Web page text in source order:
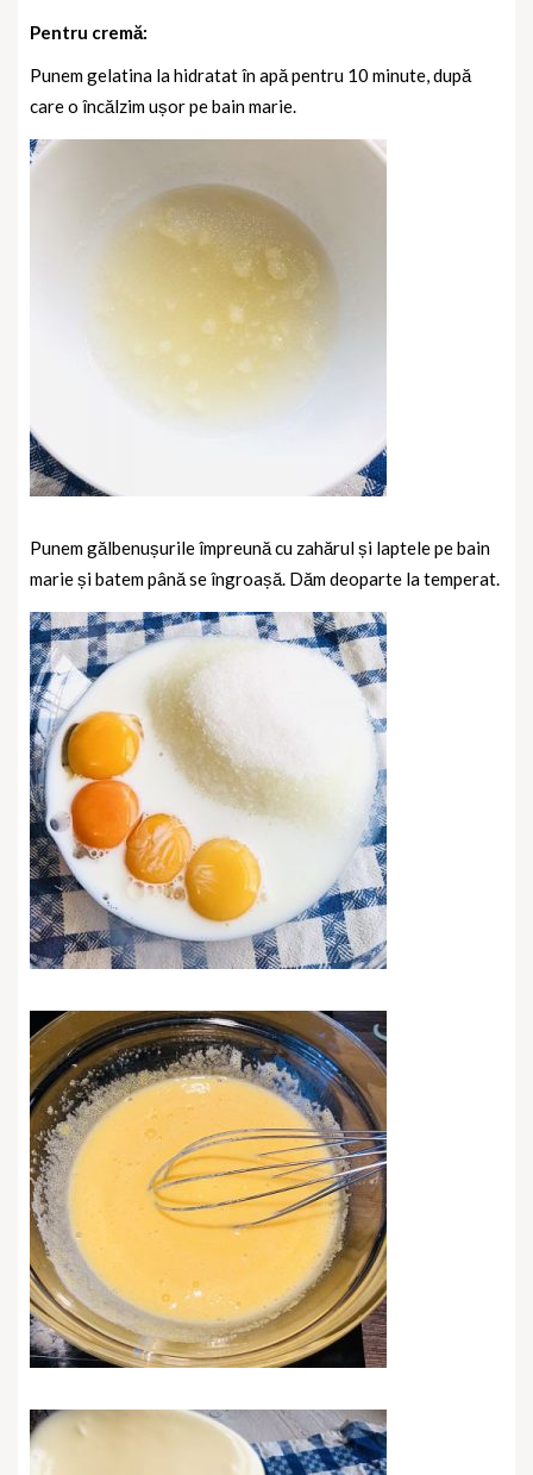
Pentru cremă:
Punem gelatina la hidratat în apă pentru 10 minute, după
care o încălzim ușor pe bain marie.
Punem gălbenușurile împreună cu zahărul și laptele pe bain
marie și batem până se îngroașă. Dăm deoparte la temperat.